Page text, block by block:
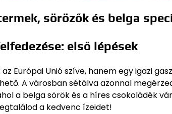
sörözők és belga
első lépések
Európai Unió szíve, hanem egy igazi
A városban sétálva azonnal
a belga sörök és a híres csokoládék
a kedvenc ízeidet!